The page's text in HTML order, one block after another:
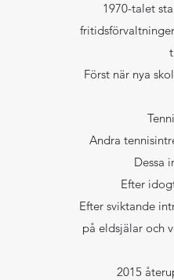
1970-talet
Först när nya
Andra
Dessa
Efter
Efter sviktande
på eldsjälar och
2015